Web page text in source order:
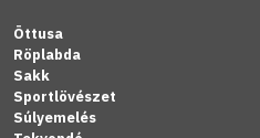
Öttusa
Röplabda
Sakk
Sportlövészet
Súlyemelés